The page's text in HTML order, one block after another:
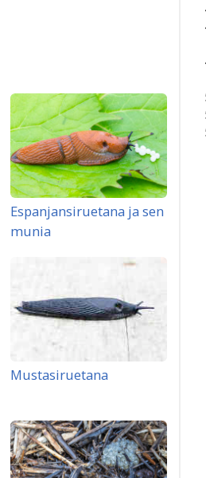
Espanjansiruetana ja sen
munia
Mustasiruetana